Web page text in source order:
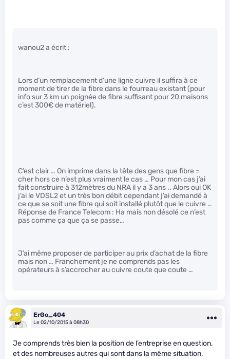
wanou2 a écrit :
Lors d’un remplacement d’une ligne cuivre il suffira à ce
moment de tirer de la fibre dans le fourreau existant (pour
info sur 3 km un poignée de fibre suffisant pour 20 maisons
c’est 300€ de matériel).
C’est clair … On imprime dans la tête des gens que fibre =
cher hors ce n’est plus vraiment le cas … Pour mon cas j’ai
fait construire à 312mètres du NRA il y a 3 ans .. Alors oui OK
j’ai le VDSL2 et un très bon débit cependant j’ai demandé à
ce que se soit une fibre qui soit installé plutôt que le cuivre …
Réponse de France Telecom : Ha mais non désolé ce n’est
pas comme ça que ça se passe…
J’ai même proposer de participer au prix d’achat de la fibre
mais non … Franchement je ne comprends pas les
opérateurs à s’accrocher au cuivre coute que coute …
ErGo_404
Le 02/10/2015 à 08h30
Je comprends très bien la position de l’entreprise en question,
et des nombreuses autres qui sont dans la même situation,